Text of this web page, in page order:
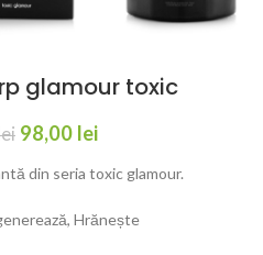
glamour toxic
98,00 lei
din seria toxic glamour.
Hrănește